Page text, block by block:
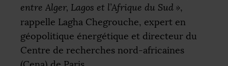
entre Alger, Lagos et l’Afrique du Sud »,
rappelle Lagha Chegrouche, expert en
géopolitique énergétique et directeur du
Centre de recherches nord-africaines